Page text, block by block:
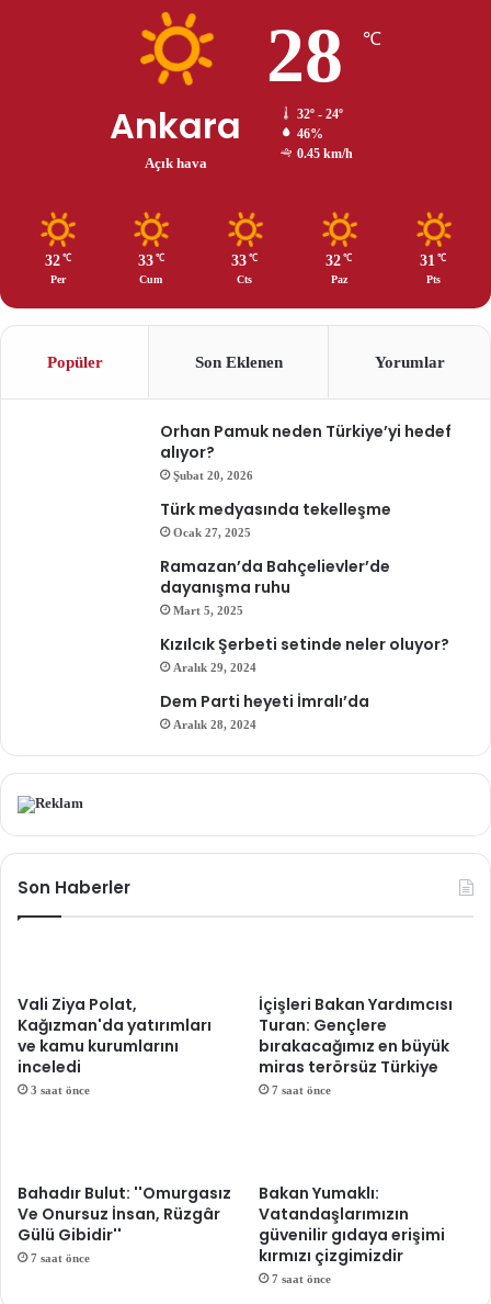
Ankara
Açık hava
28 ℃
32º - 24º
46%
0.45 km/h
32 ℃
Per
33 ℃
Cum
33 ℃
Cts
32 ℃
Paz
31 ℃
Pts
Popüler Son Eklenen Yorumlar
Orhan Pamuk neden Türkiye’yi hedef
alıyor?
Şubat 20, 2026
Türk medyasında tekelleşme
Ocak 27, 2025
Ramazan’da Bahçelievler’de
dayanışma ruhu
Mart 5, 2025
Kızılcık Şerbeti setinde neler oluyor?
Aralık 29, 2024
Dem Parti heyeti İmralı’da
Aralık 28, 2024
Son Haberler
Vali Ziya Polat,
Kağızman'da yatırımları
ve kamu kurumlarını
inceledi
3 saat önce
İçişleri Bakan Yardımcısı
Turan: Gençlere
bırakacağımız en büyük
miras terörsüz Türkiye
7 saat önce
Bahadır Bulut: ''Omurgasız
Ve Onursuz İnsan, Rüzgâr
Gülü Gibidir''
7 saat önce
Bakan Yumaklı:
Vatandaşlarımızın
güvenilir gıdaya erişimi
kırmızı çizgimizdir
7 saat önce